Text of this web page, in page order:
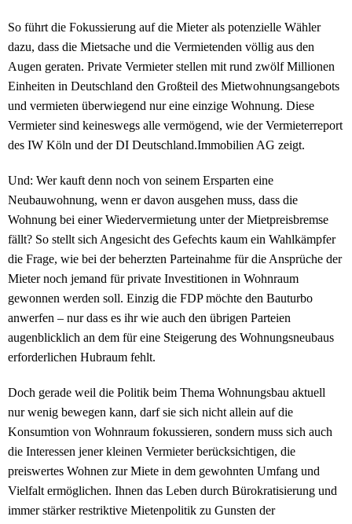
So führt die Fokussierung auf die Mieter als potenzielle Wähler
dazu, dass die Mietsache und die Vermietenden völlig aus den
Augen geraten. Private Vermieter stellen mit rund zwölf Millionen
Einheiten in Deutschland den Großteil des Mietwohnungsangebots
und vermieten überwiegend nur eine einzige Wohnung. Diese
Vermieter sind keineswegs alle vermögend, wie der Vermieterreport
des IW Köln und der DI Deutschland.Immobilien AG zeigt.
Und: Wer kauft denn noch von seinem Ersparten eine
Neubauwohnung, wenn er davon ausgehen muss, dass die
Wohnung bei einer Wiedervermietung unter der Mietpreisbremse
fällt? So stellt sich Angesicht des Gefechts kaum ein Wahlkämpfer
die Frage, wie bei der beherzten Parteinahme für die Ansprüche der
Mieter noch jemand für private Investitionen in Wohnraum
gewonnen werden soll. Einzig die FDP möchte den Bauturbo
anwerfen – nur dass es ihr wie auch den übrigen Parteien
augenblicklich an dem für eine Steigerung des Wohnungsneubaus
erforderlichen Hubraum fehlt.
Doch gerade weil die Politik beim Thema Wohnungsbau aktuell
nur wenig bewegen kann, darf sie sich nicht allein auf die
Konsumtion von Wohnraum fokussieren, sondern muss sich auch
die Interessen jener kleinen Vermieter berücksichtigen, die
preiswertes Wohnen zur Miete in dem gewohnten Umfang und
Vielfalt ermöglichen. Ihnen das Leben durch Bürokratisierung und
immer stärker restriktive Mietenpolitik zu Gunsten der